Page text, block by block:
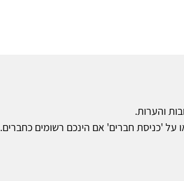
והערות.
על 'כניסת חברים' אם הינכם רשומים כחברים.